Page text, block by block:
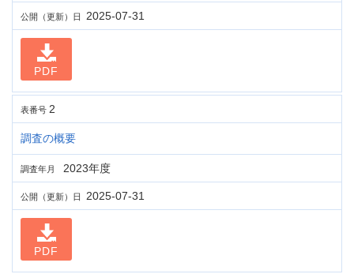
公開（更新）日 2025-07-31
PDF
表番号 2
調査の概要
調査年月 2023年度
公開（更新）日 2025-07-31
PDF